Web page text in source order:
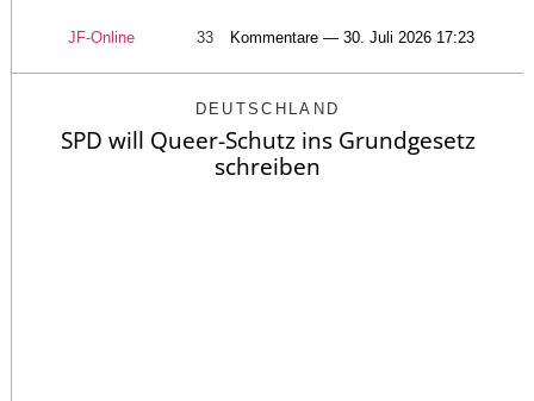
JF-Online 33 Kommentare — 30. Juli 2026 17:23
DEUTSCHLAND
SPD will Queer-Schutz ins Grundgesetz
schreiben